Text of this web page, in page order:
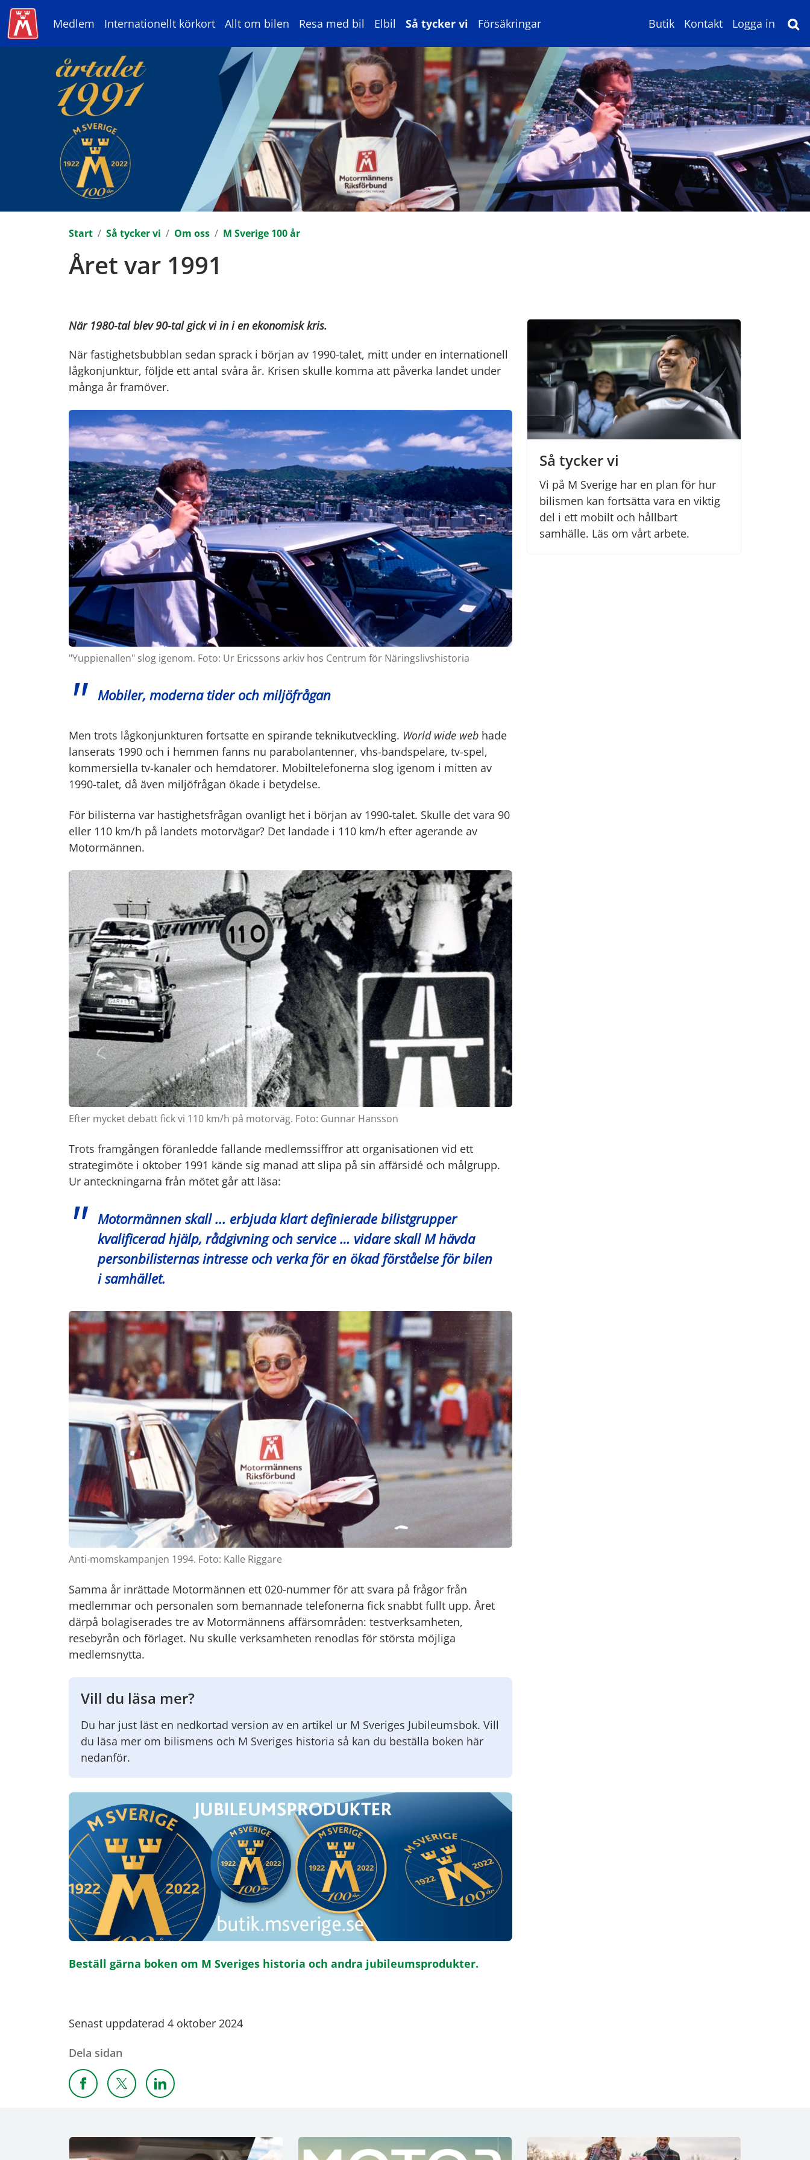
Medlem Internationellt körkort Allt om bilen Resa med bil Elbil Så tycker vi Försäkringar Butik Kontakt Logga in
Start Så tycker vi Om oss M Sverige 100 år
Året var 1991
När 1980-tal blev 90-tal gick vi in i en ekonomisk kris.
När fastighetsbubblan sedan sprack i början av 1990-talet, mitt under en internationell
lågkonjunktur, följde ett antal svåra år. Krisen skulle komma att påverka landet under
många år framöver.
"Yuppienallen" slog igenom. Foto: Ur Ericssons arkiv hos Centrum för Näringslivshistoria
Mobiler, moderna tider och miljöfrågan
Men trots lågkonjunkturen fortsatte en spirande teknikutveckling. World wide web hade
lanserats 1990 och i hemmen fanns nu parabolantenner, vhs-bandspelare, tv-spel,
kom­mersiella tv-kanaler och hemdatorer. Mobiltelefonerna slog igenom i mitten av
1990-talet, då även miljöfrågan ökade i betydelse.
För bilisterna var hastighetsfrågan ovanligt het i början av 1990-talet. Skulle det vara 90
eller 110 km/h på landets motorvägar? Det landade i 110 km/h efter agerande av
Motormännen.
Efter mycket debatt fick vi 110 km/h på motorväg. Foto: Gunnar Hansson
Trots framgången föranledde fallande medlemssiffror att organisationen vid ett
strategimöte i oktober 1991 kände sig manad att slipa på sin affärsidé och målgrupp.
Ur anteckningarna från mötet går att läsa:
Motormännen skall ... erbjuda klart definierade bilistgrupper
kvalificerad hjälp, rådgivning och service … vidare skall M hävda
personbilisternas intresse och verka för en ökad förståelse för bilen
i samhället.
Anti-momskampanjen 1994. Foto: Kalle Riggare
Samma år inrättade Motormännen ett 020-nummer för att svara på frågor från
medlemmar och personalen som bemannade telefonerna fick snabbt fullt upp. Året
därpå bolagiserades tre av Motormännens affärsområden: testverksamheten,
resebyrån och förlaget. Nu skulle verksamheten renodlas för största möjliga
medlemsnytta.
Vill du läsa mer?
Du har just läst en nedkortad version av en artikel ur M Sveriges Jubileumsbok. Vill
du läsa mer om bilismens och M Sveriges historia så kan du beställa boken här
nedanför.
Beställ gärna boken om M Sveriges historia och andra jubileumsprodukter.
Så tycker vi
Vi på M Sverige har en plan för hur
bilismen kan fortsätta vara en viktig
del i ett mobilt och hållbart
samhälle. Läs om vårt arbete.
Senast uppdaterad 4 oktober 2024
Dela sidan
Dela sidan på Facebook
Dela sidan på XDela sidan på Linkedin